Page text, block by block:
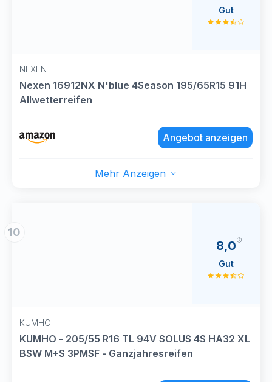
NEXEN
Nexen 16912NX N'blue 4Season 195/65R15 91H
Allwetterreifen
Gut
Angebot anzeigen
Mehr Anzeigen
10
KUMHO
KUMHO - 205/55 R16 TL 94V SOLUS 4S HA32 XL
BSW M+S 3PMSF - Ganzjahresreifen
8,0
Gut